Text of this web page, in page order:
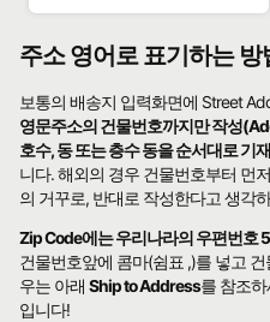
주소 영어로 표기하는 방
보통의 배송지 입력화면에 Street
영문주소의 건물번호까지만 작성
호수, 동 또는 층수 동을 순서대로 기
니다. 해외의 경우 건물번호부터 먼
의 거꾸로, 반대로 작성한다고 생각
Zip Code에는 우리나라의 우편번호
건물번호앞에 콤마(쉼표 ,)를 넣고
우는 아래Ship to Address를 참조하
입니다!